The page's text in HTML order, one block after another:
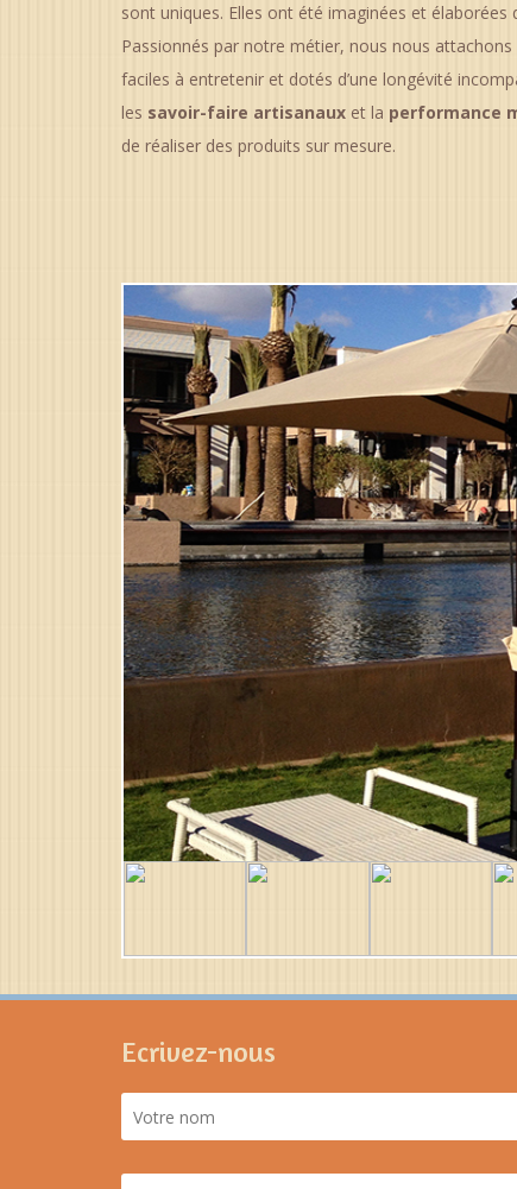
sont uniques. Elles ont été imaginées et élaborées
Passionnés par notre métier, nous nous
faciles à entretenir et dotés d’une longévité
les savoir-faire artisanaux et la performance
de réaliser des produits sur mesure.
Ecrivez-nous